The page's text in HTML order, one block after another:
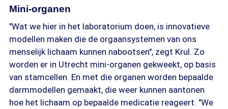
Mini-organen
"Wat we hier in het laboratorium doen, is innovatieve
modellen maken die de orgaansystemen van ons
menselijk lichaam kunnen nabootsen", zegt Krul. Zo
worden er in Utrecht mini-organen gekweekt, op basis
van stamcellen. En met die organen worden bepaalde
darmmodellen gemaakt, die weer kunnen aantonen
hoe het lichaam op bepaalde medicatie reageert. "We